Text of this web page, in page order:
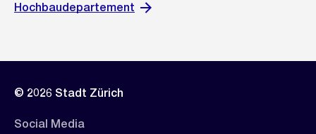
Hochbaudepartement
© 2026 Stadt Zürich
Social Media